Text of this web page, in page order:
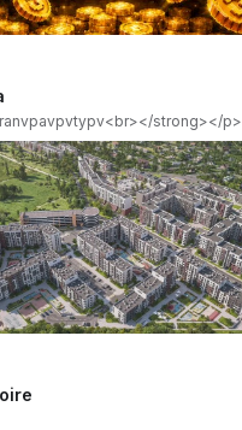
strong></p>